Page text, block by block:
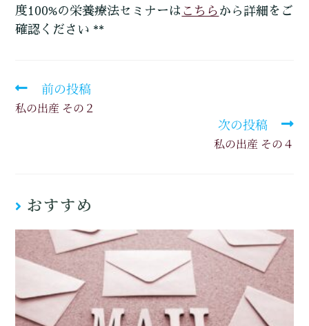
度100%の栄養療法セミナーは こちら から詳細をご
確認ください **
前の投稿
私の出産 その２
次の投稿
私の出産 その４
おすすめ